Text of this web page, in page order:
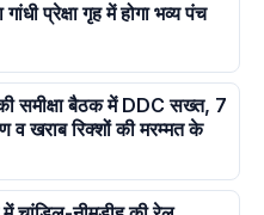
प्रेक्षा गृह में होगा भव्य पंच
समीक्षा बैठक में DDC सख्त, 7
व खराब रिक्शों की मरम्मत के